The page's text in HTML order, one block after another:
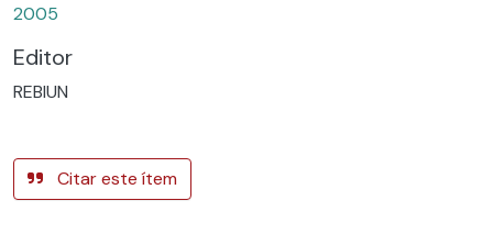
2005
Editor
REBIUN
Citar este ítem